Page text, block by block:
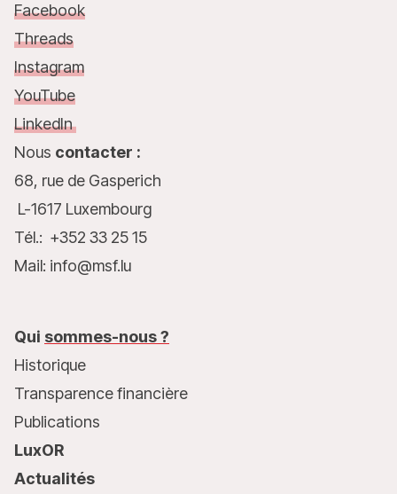
Facebook
Threads
Instagram
YouTube
LinkedIn
Nous contacter :
68, rue de Gasperich
L-1617 Luxembourg
Tél.: +352 33 25 15
Mail: info@msf.lu
Qui sommes-nous ?
Historique
Transparence financière
Publications
LuxOR
Actualités